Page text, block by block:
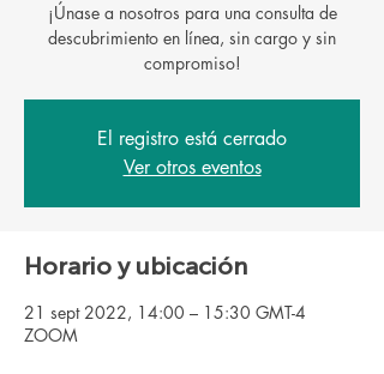
¡Únase a nosotros para una consulta de
descubrimiento en línea, sin cargo y sin
El registro está cerrado
Ver otros eventos
Horario y ubicación
21 sept 2022, 14:00 – 15:30 GMT-4
ZOOM